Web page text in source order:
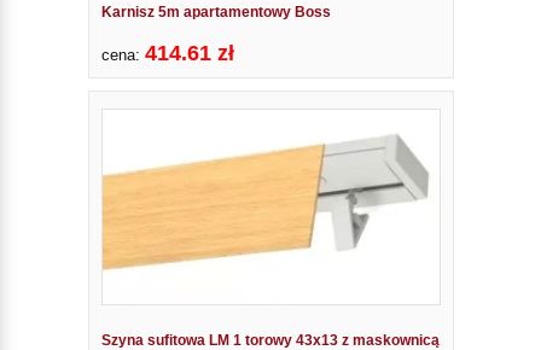
Karnisz 5m apartamentowy Boss
cena: 414.61 zł
Szyna sufitowa LM 1 torowy 43x13 z maskownicą